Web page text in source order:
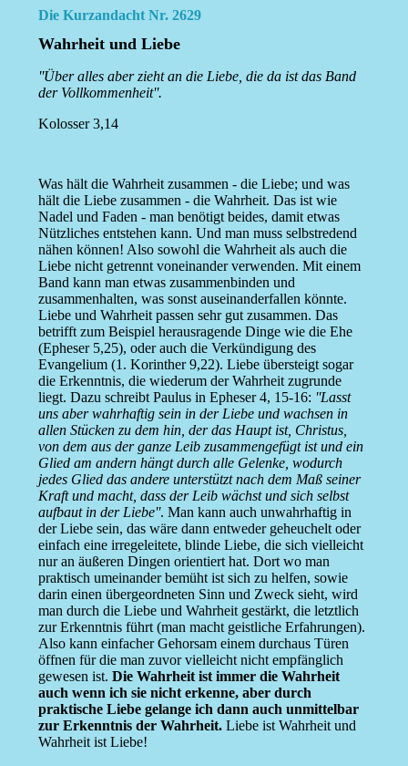
Die Kurzandacht Nr. 2629
Wahrheit und Liebe
''Über alles aber zieht an die Liebe, die da ist das Band
der Vollkommenheit''.
Kolosser 3,14
Was hält die Wahrheit zusammen - die Liebe; und was
hält die Liebe zusammen - die Wahrheit. Das ist wie
Nadel und Faden - man benötigt beides, damit etwas
Nützliches entstehen kann. Und man muss selbstredend
nähen können! Also sowohl die Wahrheit als auch die
Liebe nicht getrennt voneinander verwenden. Mit einem
Band kann man etwas zusammenbinden und
zusammenhalten, was sonst auseinanderfallen könnte.
Liebe und Wahrheit passen sehr gut zusammen. Das
betrifft zum Beispiel herausragende Dinge wie die Ehe
(Epheser 5,25), oder auch die Verkündigung des
Evangelium (1. Korinther 9,22). Liebe übersteigt sogar
die Erkenntnis, die wiederum der Wahrheit zugrunde
liegt. Dazu schreibt Paulus in Epheser 4, 15-16: ''Lasst
uns aber wahrhaftig sein in der Liebe und wachsen in
allen Stücken zu dem hin, der das Haupt ist, Christus,
von dem aus der ganze Leib zusammengefügt ist und ein
Glied am andern hängt durch alle Gelenke, wodurch
jedes Glied das andere unterstützt nach dem Maß seiner
Kraft und macht, dass der Leib wächst und sich selbst
aufbaut in der Liebe''. Man kann auch unwahrhaftig in
der Liebe sein, das wäre dann entweder geheuchelt oder
einfach eine irregeleitete, blinde Liebe, die sich vielleicht
nur an äußeren Dingen orientiert hat. Dort wo man
praktisch umeinander bemüht ist sich zu helfen, sowie
darin einen übergeordneten Sinn und Zweck sieht, wird
man durch die Liebe und Wahrheit gestärkt, die letztlich
zur Erkenntnis führt (man macht geistliche Erfahrungen).
Also kann einfacher Gehorsam einem durchaus Türen
öffnen für die man zuvor vielleicht nicht empfänglich
gewesen ist. Die Wahrheit ist immer die Wahrheit
auch wenn ich sie nicht erkenne, aber durch
praktische Liebe gelange ich dann auch unmittelbar
zur Erkenntnis der Wahrheit.Liebe ist Wahrheit und
Wahrheit ist Liebe!